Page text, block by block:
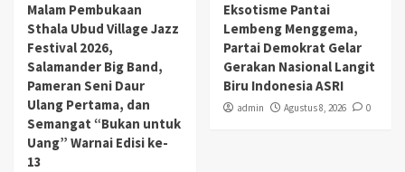
Malam Pembukaan
Sthala Ubud Village Jazz
Festival 2026,
Salamander Big Band,
Pameran Seni Daur
Ulang Pertama, dan
Semangat “Bukan untuk
Uang” Warnai Edisi ke-
13
Eksotisme Pantai
Lembeng Menggema,
Partai Demokrat Gelar
Gerakan Nasional Langit
Biru Indonesia ASRI
admin Agustus 8, 2026 0